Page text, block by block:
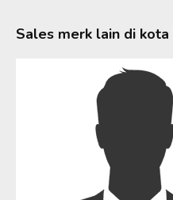
Sales merk lain di kota